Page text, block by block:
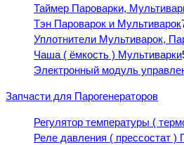
Таймер Пароварки,
Тэн Пароварок и Мультиварок
Уплотнители Мультиварок,
Чаша ( ёмкость ) Мультиварки
Электронный модуль
Запчасти для Парогенераторов
Регулятор температуры (
Реле давления ( прессостат )